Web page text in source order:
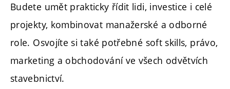
Budete umět prakticky řídit lidi, investice i celé
projekty, kombinovat manažerské a odborné
role. Osvojíte si také potřebné soft skills, právo,
marketing a obchodování ve všech odvětvích
stavebnictví.